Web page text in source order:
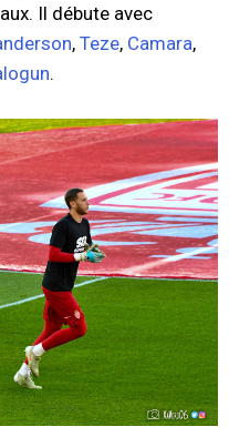
Il débute avec
, Teze, Camara,
.